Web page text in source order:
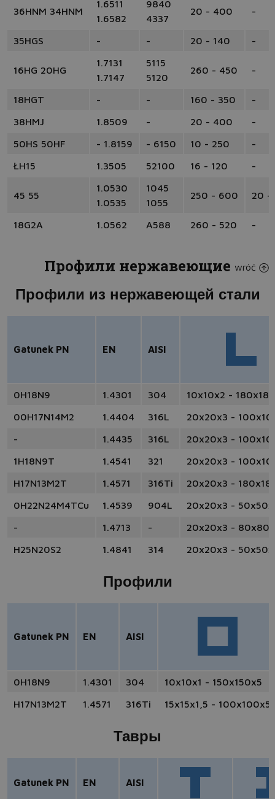
36HNM 34HNM
1.6511
1.6582
9840
4337
20 - 400 -
35HGS - - 20 - 140 -
16HG 20HG
1.7131
1.7147
5115
5120
260 - 450 -
18HGT - - 160 - 350
-
38HMJ
1.8509 - 20 - 400
-
50HS 50HF
- 1.8159 - 6150 10 - 250
-
ŁH15
1.3505 52100 16 - 120 -
45 55
1.0530
1.0535
1045
1055
250 - 600 20 -
18G2A 1.0562 A588 260 - 520 -
Профили нержавеющие wróć
Профили из нержавеющей стали
Gatunek PN EN AISI
0H18N9 1.4301 304
10x10x2 -
00H17N14M2
1.4404 316L
20x20x3 -
-
1.4435 316L
20x20x3 -
1H18N9T
1.4541 321
20x20x3 -
H17N13M2T
1.4571 316Ti
20x20x3 -
0H22N24M4TCu
1.4539 904L
20x20x3 -
-
1.4713 -
20x20x3 -
H25N20S2
1.4841 314 20x20x3 -
Профили
Gatunek PN EN AISI
0H18N9 1.4301 304
10x10x1 - 150x150x5
H17N13M2T
1.4571 316Ti 15x15x1,5 - 100x100x5
Тавры
Gatunek PN EN AISI